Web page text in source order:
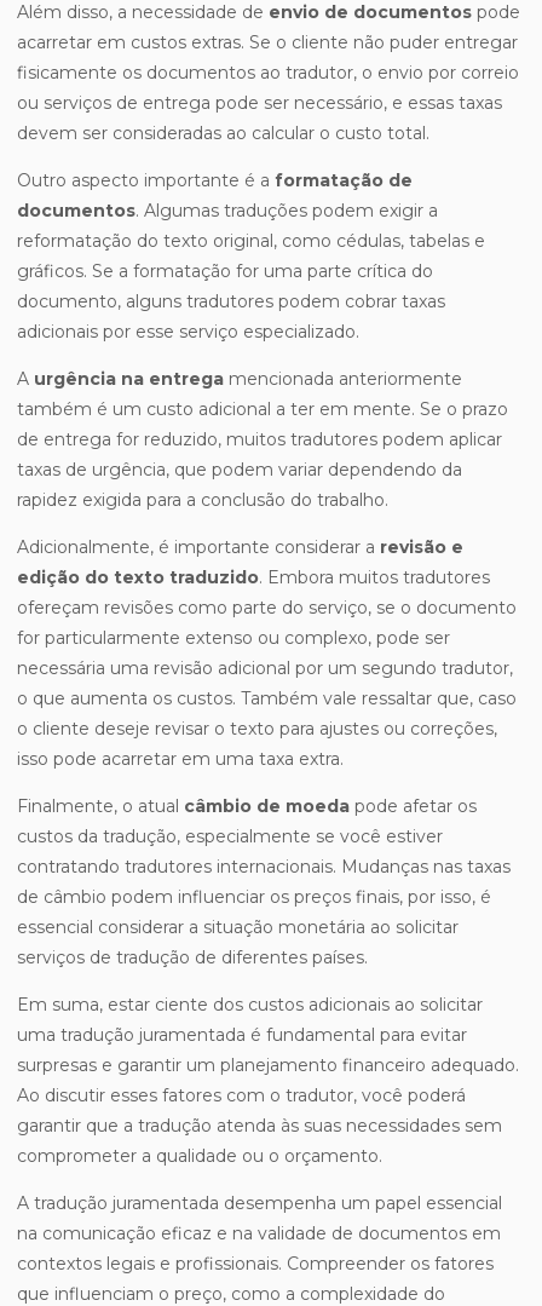
Além disso, a necessidade de envio de documentos pode
acarretar em custos extras. Se o cliente não puder entregar
fisicamente os documentos ao tradutor, o envio por correio
ou serviços de entrega pode ser necessário, e essas taxas
devem ser consideradas ao calcular o custo total.
Outro aspecto importante é a formatação de
documentos. Algumas traduções podem exigir a
reformatação do texto original, como cédulas, tabelas e
gráficos. Se a formatação for uma parte crítica do
documento, alguns tradutores podem cobrar taxas
adicionais por esse serviço especializado.
A urgência na entrega mencionada anteriormente
também é um custo adicional a ter em mente. Se o prazo
de entrega for reduzido, muitos tradutores podem aplicar
taxas de urgência, que podem variar dependendo da
rapidez exigida para a conclusão do trabalho.
Adicionalmente, é importante considerar a revisão e
edição do texto traduzido. Embora muitos tradutores
ofereçam revisões como parte do serviço, se o documento
for particularmente extenso ou complexo, pode ser
necessária uma revisão adicional por um segundo tradutor,
o que aumenta os custos. Também vale ressaltar que, caso
o cliente deseje revisar o texto para ajustes ou correções,
isso pode acarretar em uma taxa extra.
Finalmente, o atual câmbio de moeda pode afetar os
custos da tradução, especialmente se você estiver
contratando tradutores internacionais. Mudanças nas taxas
de câmbio podem influenciar os preços finais, por isso, é
essencial considerar a situação monetária ao solicitar
serviços de tradução de diferentes países.
Em suma, estar ciente dos custos adicionais ao solicitar
uma tradução juramentada é fundamental para evitar
surpresas e garantir um planejamento financeiro adequado.
Ao discutir esses fatores com o tradutor, você poderá
garantir que a tradução atenda às suas necessidades sem
comprometer a qualidade ou o orçamento.
A tradução juramentada desempenha um papel essencial
na comunicação eficaz e na validade de documentos em
contextos legais e profissionais. Compreender os fatores
que influenciam o preço, como a complexidade do